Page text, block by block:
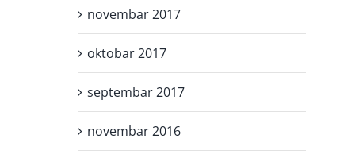
novembar 2017
oktobar 2017
septembar 2017
novembar 2016